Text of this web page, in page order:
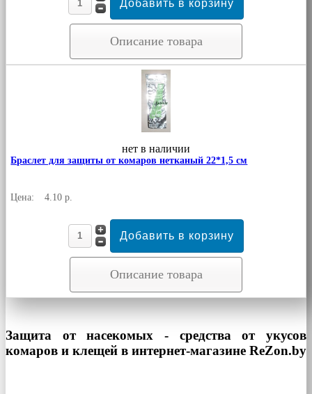
Описание товара
нет в наличии
Браслет для защиты от комаров нетканый 22*1,5 см
Цена: 4.10 р.
Описание товара
Защита от насекомых - средства от укусов
комаров и клещей в интернет-магазине ReZon.by